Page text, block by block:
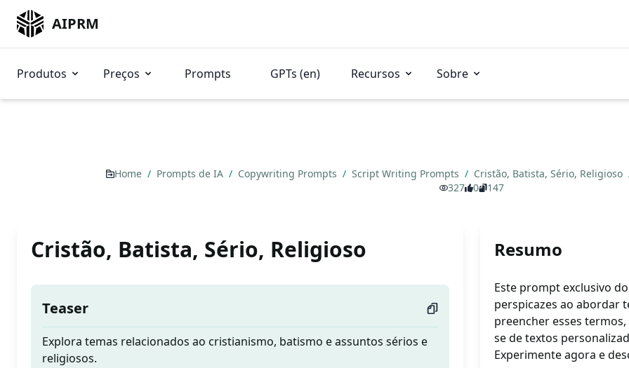
AIPRM
Produtos Preços Prompts GPTs (en) Recursos Sobre
Home / Prompts de IA / Copywriting Prompts / Script Writing Prompts / Cristão, Batista, Sério, Religioso
327
0 147
Cristão, Batista, Sério, Religioso
Teaser
Explora temas relacionados ao cristianismo, batismo e assuntos sérios e
religiosos.
Resumo
Este prompt exclusivo
perspicazes ao abordar
preencher esses
se de textos
Experimente agora e